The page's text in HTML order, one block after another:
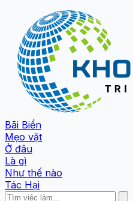
Bãi Biển
Mẹo vặt
Ở đâu
Là gì
Như thế nào
Tác Hại